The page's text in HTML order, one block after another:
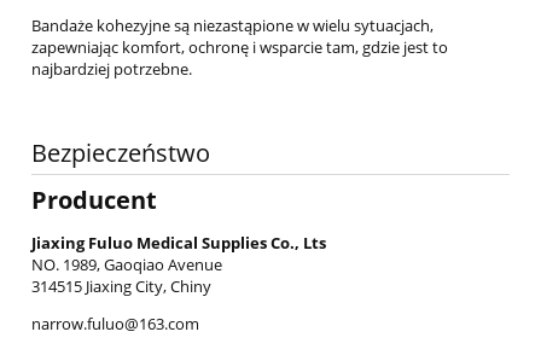
Bandaże kohezyjne są niezastąpione w wielu sytuacjach,
zapewniając komfort, ochronę i wsparcie tam, gdzie jest to
najbardziej potrzebne.
Bezpieczeństwo
Producent
Jiaxing Fuluo Medical Supplies Co., Lts
NO. 1989, Gaoqiao Avenue
314515 Jiaxing City, Chiny
narrow.fuluo@163.com